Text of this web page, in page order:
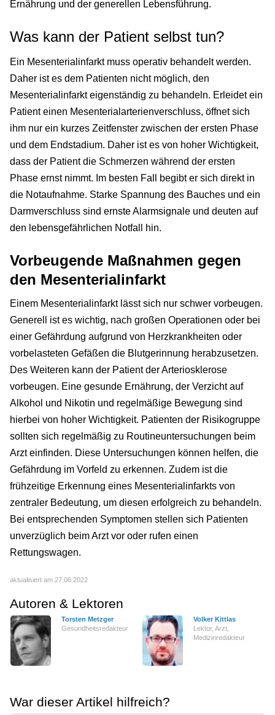
Ernährung und der generellen Lebensführung.
Was kann der Patient selbst tun?
Ein Mesenterialinfarkt muss operativ behandelt werden.
Daher ist es dem Patienten nicht möglich, den
Mesenterialinfarkt eigenständig zu behandeln. Erleidet ein
Patient einen Mesenterialarterienverschluss, öffnet sich
ihm nur ein kurzes Zeitfenster zwischen der ersten Phase
und dem Endstadium. Daher ist es von hoher Wichtigkeit,
dass der Patient die Schmerzen während der ersten
Phase ernst nimmt. Im besten Fall begibt er sich direkt in
die Notaufnahme. Starke Spannung des Bauches und ein
Darmverschluss sind ernste Alarmsignale und deuten auf
den lebensgefährlichen Notfall hin.
Vorbeugende Maßnahmen gegen
den Mesenterialinfarkt
Einem Mesenterialinfarkt lässt sich nur schwer vorbeugen.
Generell ist es wichtig, nach großen Operationen oder bei
einer Gefährdung aufgrund von Herzkrankheiten oder
vorbelasteten Gefäßen die Blutgerinnung herabzusetzen.
Des Weiteren kann der Patient der Arteriosklerose
vorbeugen. Eine gesunde Ernährung, der Verzicht auf
Alkohol und Nikotin und regelmäßige Bewegung sind
hierbei von hoher Wichtigkeit. Patienten der Risikogruppe
sollten sich regelmäßig zu Routineuntersuchungen beim
Arzt einfinden. Diese Untersuchungen können helfen, die
Gefährdung im Vorfeld zu erkennen. Zudem ist die
frühzeitige Erkennung eines Mesenterialinfarkts von
zentraler Bedeutung, um diesen erfolgreich zu behandeln.
Bei entsprechenden Symptomen stellen sich Patienten
unverzüglich beim Arzt vor oder rufen einen
Rettungswagen.
aktualisiert am 27.06.2022
Autoren & Lektoren
Torsten Metzger
Gesundheitsredakteur
Volker Kittlas
Lektor, Arzt,
Medizinredakteur
War dieser Artikel hilfreich?